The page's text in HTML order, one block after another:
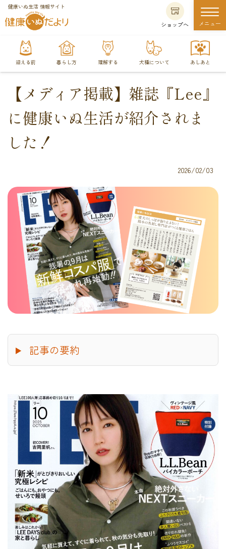
健康いぬ生活 情報サイト
ショップへ メニュー
迎える前 暮らし方 理解する 犬種について あしあと
【メディア掲載】雑誌『Lee』
に健康いぬ生活が紹介されま
した！
2026/02/03
記事の要約